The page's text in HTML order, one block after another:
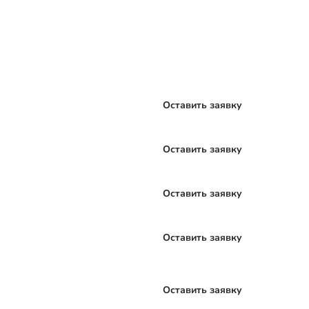
Оставить заявку
Оставить заявку
Оставить заявку
Оставить заявку
Оставить заявку